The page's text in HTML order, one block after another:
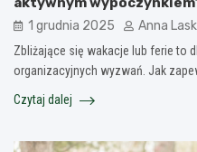
1 grudnia 2025 Anna
Zbliżające się wakacje lub ferie to
organizacyjnych wyzwań. Jak
Czytaj dalej